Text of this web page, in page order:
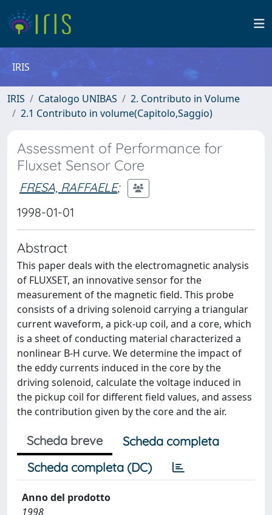
IRIS
IRIS Catalogo UNIBAS
2. Contributo in Volume
2.1 Contributo in volume(Capitolo,Saggio)
Assessment of Performance for
Fluxset Sensor Core
FRESA, RAFFAELE;
1998-01-01
Abstract
This paper deals with the electromagnetic analysis
of FLUXSET, an innovative sensor for the
measurement of the magnetic field. This probe
consists of a driving solenoid carrying a triangular
current waveform, a pick-up coil, and a core, which
is a sheet of conducting material characterized a
nonlinear B-H curve. We determine the impact of
the eddy currents induced in the core by the
driving solenoid, calculate the voltage induced in
the pickup coil for different field values, and assess
the contribution given by the core and the air.
Scheda breve
Scheda completa
Scheda completa (DC)
Anno del prodotto
1998